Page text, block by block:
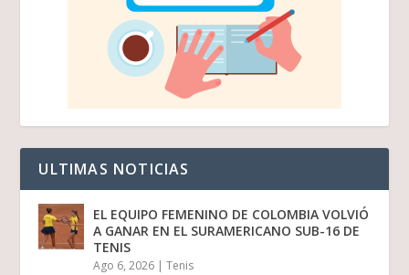
ULTIMAS NOTICIAS
EL EQUIPO FEMENINO DE COLOMBIA VOLVIÓ
A GANAR EN EL SURAMERICANO SUB-16 DE
TENIS
Ago 6, 2026 |Tenis